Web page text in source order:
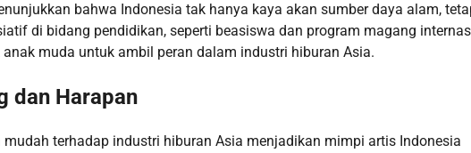
bahwa Indonesia tak hanya kaya akan sumber daya alam,
di bidang pendidikan, seperti beasiswa dan program magang
muda untuk ambil peran dalam industri hiburan Asia.
dan Harapan
terhadap industri hiburan Asia menjadikan mimpi artis Indonesia